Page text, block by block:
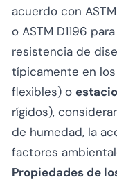
acuerdo con
o ASTM D1196
resistencia de
típicamente en
flexibles) o
rígidos),
de humedad, la
factores
Propiedades de